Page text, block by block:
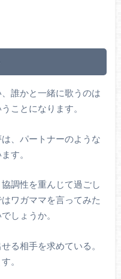
誰かと一緒に歌うのは
ことになります。
、パートナーのような
す。
調性を重んじて過ごし
ワガママを言ってみた
しょうか。
る相手を求めている。
。